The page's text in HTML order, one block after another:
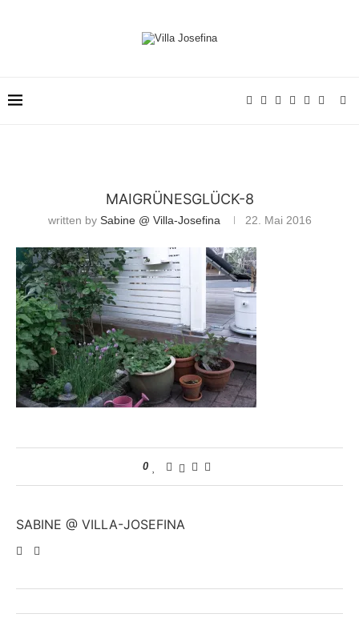
MAIGRÜNESGLÜCK-8
written by Sabine @ Villa-Josefina 22. Mai 2016
0
SABINE @ VILLA-JOSEFINA